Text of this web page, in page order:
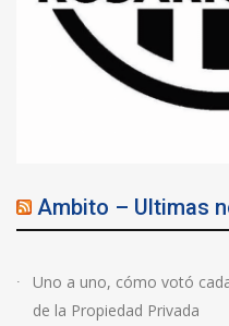
Ambito – Ultimas
Uno a uno, cómo votó
de la Propiedad Privada